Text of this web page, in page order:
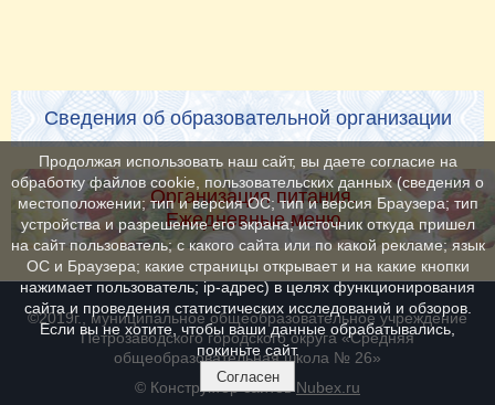
Сведения об образовательной организации
Организация питания.
Ежедневные меню
©2019г., муниципальное общеобразовательное учреждение
Петрозаводского городского округа «Средняя
общеобразовательная школа № 26»
© Конструктор сайтовNubex.ru
Продолжая использовать наш сайт, вы даете согласие на
обработку файлов cookie, пользовательских данных (сведения о
местоположении; тип и версия ОС; тип и версия Браузера; тип
устройства и разрешение его экрана; источник откуда пришел
на сайт пользователь; с какого сайта или по какой рекламе; язык
ОС и Браузера; какие страницы открывает и на какие кнопки
нажимает пользователь; ip-адрес) в целях функционирования
сайта и проведения статистических исследований и обзоров.
Если вы не хотите, чтобы ваши данные обрабатывались,
покиньте сайт.
Согласен